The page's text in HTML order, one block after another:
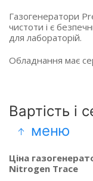
Газогенератори
чистоти і є
для лабораторій.
Обладнання має
Вартість і
меню
Ціна
Nitrogen Trace